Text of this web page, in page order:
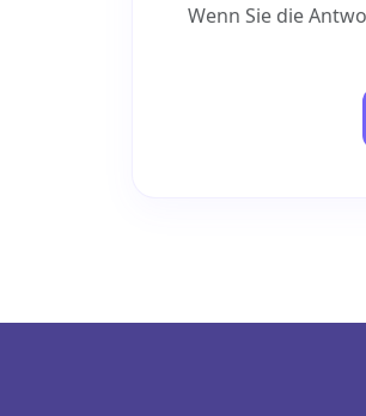
Wenn Sie die